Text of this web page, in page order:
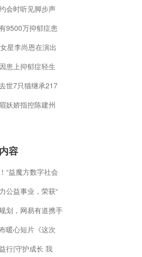
会时听见脚步声
9500万抑郁症患
星李尚恩在演出
患上抑郁症轻生
世7只猫继承217
妖娇指控陈建州
容
“益魔方数字社会
公益事业，荣获“
划，网易有道携手
暖心短片《这次
行|守护成长 我